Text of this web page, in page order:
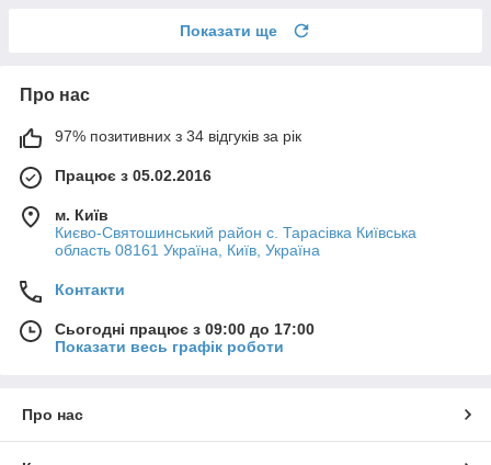
Показати ще
Про нас
97% позитивних з 34 відгуків за рік
Працює з 05.02.2016
м. Київ
Києво-Святошинський район с. Тарасівка Київська
область 08161 Україна, Київ, Україна
Контакти
Сьогодні працює з 09:00 до 17:00
Показати весь графік роботи
Про нас